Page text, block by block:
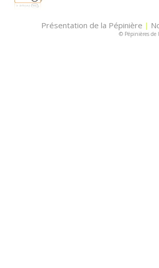
Présentation de la Pépinière |
© Pépinières de